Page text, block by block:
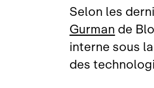
Selon les
Gurman de
interne sous
des